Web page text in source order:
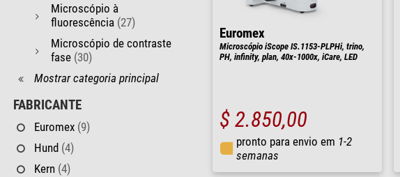
Microscópio à
fluorescência (27)
Microscópio de contraste
fase (30)
Mostrar categoria principal
FABRICANTE
Euromex (9)
Hund (4)
Kern (4)
Euromex
Microscópio iScope IS.1153-PLPHi, trino,
PH, infinity, plan, 40x-1000x, iCare, LED
$ 2.850,00
pronto para envio em 1-2
semanas